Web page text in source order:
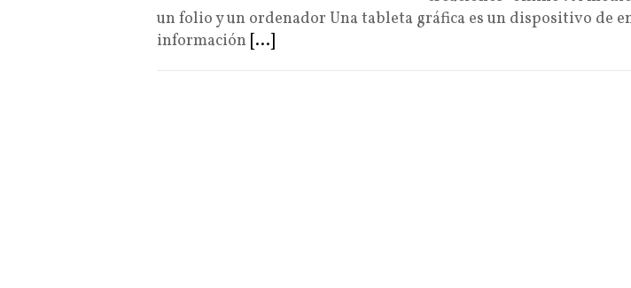
un folio y un ordenador Una tableta gráfica es un dispositivo de
información [...]